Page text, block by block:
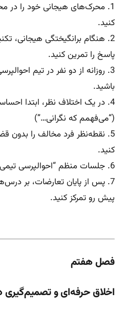
1. محرک‌های هیجانی خود را در
کنید.
پاسخ را تمرین کنید.
3. روزانه از دو نفر در تیم
باشید.
4. در یک اختلاف نظر، ابتدا
(“می‌فهمم که نگرانی…”)
5. نقطه‌نظر فرد مخالف را بدون
کنید.
6. جلسات منظم “احوالپرسی تیمی” (پالس‌چک) برگزار کنید.
7. پس از پایان تعارضات، بر
پیش رو تمرکز کنید.
فصل هفتم
اخلاق حرفه‌ای و